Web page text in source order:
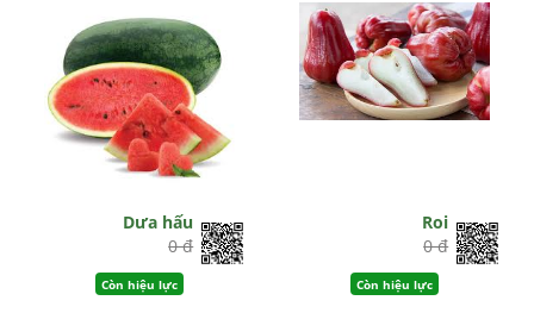
Dưa hấu
0 đ
Còn hiệu lực
Roi
0 đ
Còn hiệu lực